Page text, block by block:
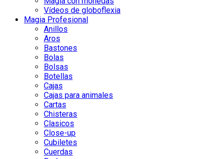
Vídeos de globoflexia
Magia Profesional
Anillos
Aros
Bastones
Bolas
Bolsas
Botellas
Cajas
Cajas para animales
Cartas
Chisteras
Clasicos
Close-up
Cubiletes
Cuerdas